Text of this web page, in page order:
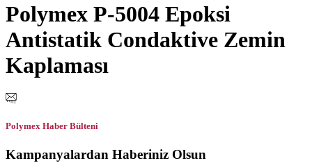
Polymex P-5004 Epoksi
Antistatik Condaktive Zemin
Kaplaması
Polymex Haber Bülteni
Kampanyalardan Haberiniz Olsun